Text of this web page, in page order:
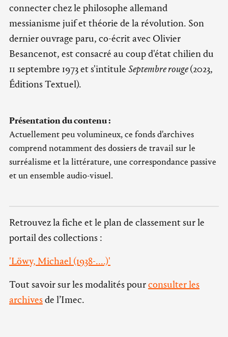
connecter chez le philosophe allemand
messianisme juif et théorie de la révolution. Son
dernier ouvrage paru, co-écrit avec Olivier
Besancenot, est consacré au coup d'état chilien du
11 septembre 1973 et s'intitule Septembre rouge(2023,
Éditions Textuel).
Présentation du contenu :
Actuellement peu volumineux, ce fonds d'archives
comprend notamment des dossiers de travail sur le
surréalisme et la littérature, une correspondance passive
et un ensemble audio-visuel.
Retrouvez la fiche et le plan de classement sur le
portail des collections :
'Löwy, Michael (1938-....)'
Tout savoir sur les modalités pourconsulter les
archivesde l’Imec.